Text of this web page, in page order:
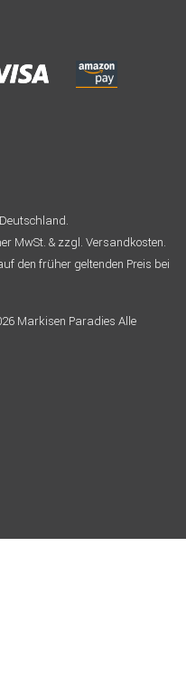
MwSt. & zzgl. Versandkosten.
den früher geltenden Preis bei
Markisen Paradies Alle